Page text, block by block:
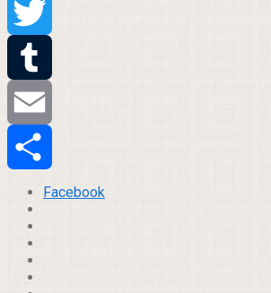
Pinterest
Twitter
Tumblr
Email
Compartilhar
Facebook